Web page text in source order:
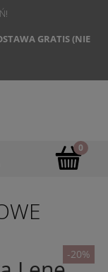
GRATIS (NIE
-20%